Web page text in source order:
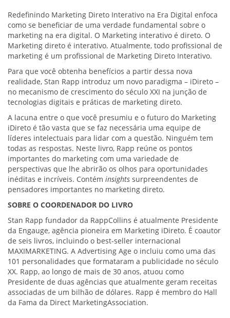
Redefinindo Marketing Direto Interativo na Era Digital enfoca
como se beneficiar de uma verdade fundamental sobre o
marketing na era digital. O Marketing interativo é direto. O
Marketing direto é interativo. Atualmente, todo profissional de
marketing é um profissional de Marketing Direto Interativo.
Para que você obtenha benefícios a partir dessa nova
realidade, Stan Rapp introduz um novo paradigma – iDireto –
no mecanismo de crescimento do século XXI na junção de
tecnologias digitais e práticas de marketing direto.
A lacuna entre o que você presumiu e o futuro do Marketing
iDireto é tão vasta que se faz necessária uma equipe de
líderes intelectuais para lidar com a questão. Ninguém tem
todas as respostas. Neste livro, Rapp reúne os pontos
importantes do marketing com uma variedade de
perspectivas que lhe abrirão os olhos para oportunidades
inéditas e incríveis. Contém insights surpreendentes de
pensadores importantes no marketing direto.
SOBRE O COORDENADOR DO LIVRO
Stan Rapp fundador da RappCollins é atualmente Presidente
da Engauge, agência pioneira em Marketing iDireto. É coautor
de seis livros, incluindo o best-seller internacional
MAXIMARKETING. A Advertising Age o incluiu como uma das
101 personalidades que formataram a publicidade no século
XX. Rapp, ao longo de mais de 30 anos, atuou como
Presidente de duas agências que atualmente geram receitas
associadas de um bilhão de dólares. Rapp é membro do Hall
da Fama da Direct MarketingAssociation.